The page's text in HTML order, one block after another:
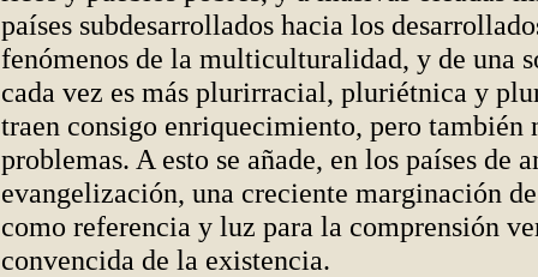
países subdesarrollados hacia los
fenómenos de la multiculturalidad, y de una
cada vez es más plurirracial, pluriétnica y
traen consigo enriquecimiento, pero también
problemas. A esto se añade, en los países de
evangelización, una creciente marginación
como referencia y luz para la comprensión
convencida de la existencia.